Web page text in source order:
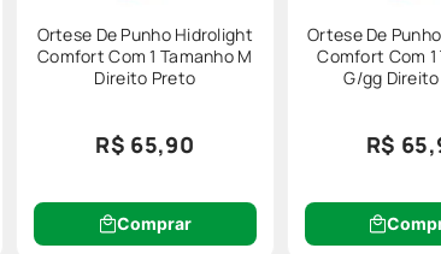
Ortese De Punho Hidrolight
Comfort Com 1 Tamanho M
Direito Preto
R$ 65,90
Comprar
Ortese De
Comfort Com 1
G/gg
R$